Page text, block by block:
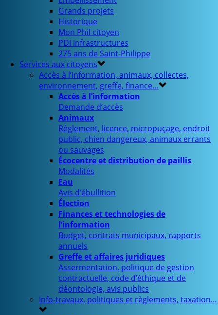
Grands projets
Historique
Mon Phil citoyen
PDI infrastructures
275 ans de Saint-Philippe
Services aux citoyens
Accès à l’information, animaux, collectes,
environnement, greffe, finance…
Accès à l’information
Demande d’accès
Animaux
Règlement, licence, micropuçage, endroit
public, chien dangereux, animaux errants
ou sauvages
Écocentre et distribution de paillis
Modalités
Eau
Avis d’ébullition
Élection
Finances et technologies de
l’information
Budget, contrats municipaux, rapports
annuels
Greffe et affaires juridiques
Assermentation, politique de gestion
contractuelle, code d’éthique et de
déontologie, avis publics
Info-travaux, politiques et règlements, taxation…